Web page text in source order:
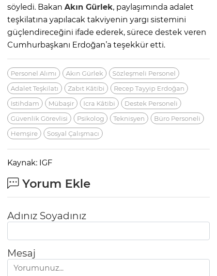
söyledi. Bakan Akın Gürlek, paylaşımında adalet
teşkilatına yapılacak takviyenin yargı sistemini
güçlendireceğini ifade ederek, sürece destek veren
Cumhurbaşkanı Erdoğan’a teşekkür etti.
Personel Alımı Akın Gürlek
Sözleşmeli Personel
Adalet Teşkilatı
Zabıt Kâtibi
Recep Tayyip Erdoğan
Istihdam
Mübaşir Icra Kâtibi
Destek Personeli
Güvenlik Görevlisi
Psikolog Teknisyen
Büro Personeli
Hemşire
Sosyal Çalışmacı
Kaynak: IGF
Yorum Ekle
Adınız Soyadınız
Mesaj